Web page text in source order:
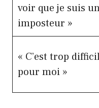
voir que je suis
imposteur »
« C’est trop
pour moi »